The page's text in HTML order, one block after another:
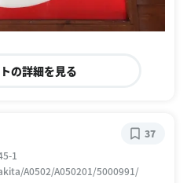
の詳細を見る
1
A0502/A050201/5000991/
37